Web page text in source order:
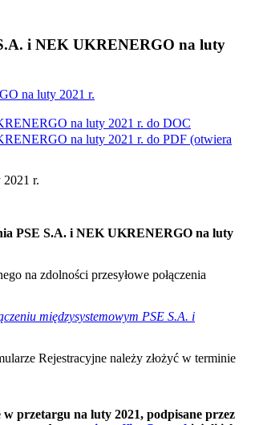
S.A. i NEK UKRENERGO na luty
na luty 2021 r.
na luty 2021 r. do DOC
na luty 2021 r. do PDF (otwiera
r.
PSE S.A. i NEK UKRENERGO na luty
na zdolności przesyłowe połączenia
międzysystemowym PSE S.A. i
Rejestracyjne należy złożyć w terminie
przetargu na luty 2021, podpisane przez